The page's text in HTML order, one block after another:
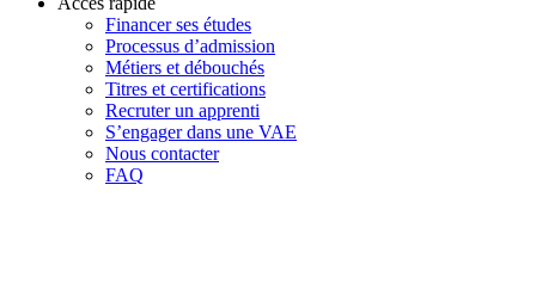
Financer ses études
Processus d’admission
Métiers et débouchés
Titres et certifications
Recruter un apprenti
S’engager dans une VAE
Nous contacter
FAQ